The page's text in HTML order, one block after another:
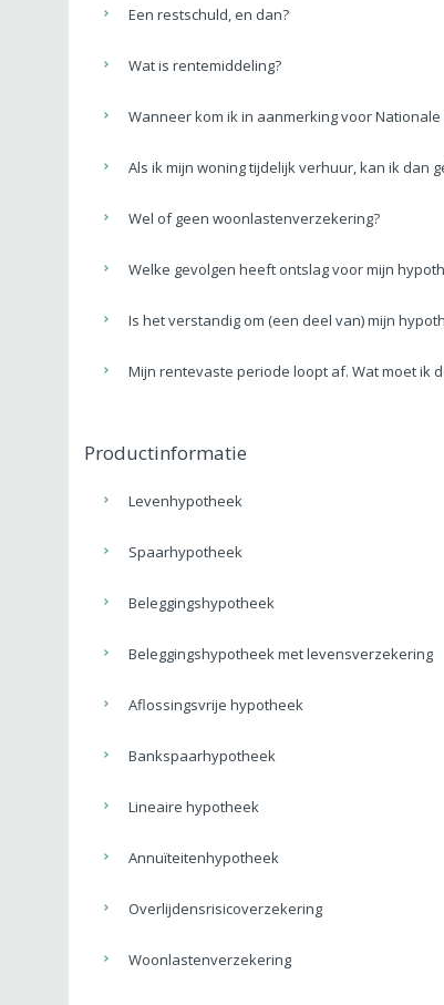
Een restschuld, en dan?
Wat is rentemiddeling?
Wanneer kom ik in aanmerking voor
Als ik mijn woning tijdelijk verhuur, kan ik
Wel of geen woonlastenverzekering?
Welke gevolgen heeft ontslag voor mijn
Is het verstandig om (een deel van) mijn
Mijn rentevaste periode loopt af. Wat moet ik
Productinformatie
Levenhypotheek
Spaarhypotheek
Beleggingshypotheek
Beleggingshypotheek met levensverzekering
Aflossingsvrije hypotheek
Bankspaarhypotheek
Lineaire hypotheek
Annuïteitenhypotheek
Overlijdensrisicoverzekering
Woonlastenverzekering